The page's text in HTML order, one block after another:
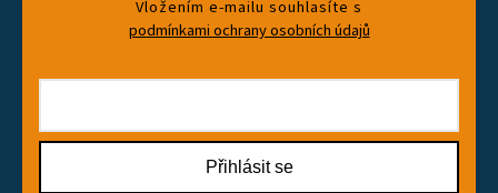
Vložením e-mailu souhlasíte s
podmínkami ochrany osobních údajů
Přihlásit se